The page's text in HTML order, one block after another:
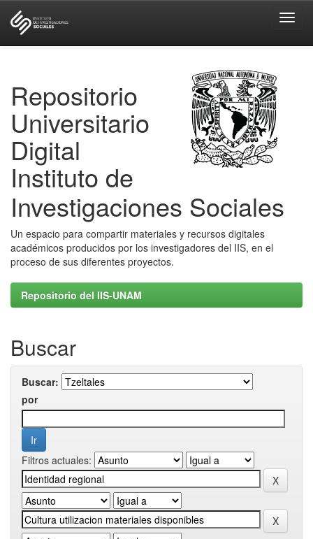
Repositorio
Universitario
Digital
Instituto de
Investigaciones Sociales
Un espacio para compartir materiales y recursos digitales
académicos producidos por los investigadores del IIS, en el
proceso de sus diferentes proyectos.
Repositorio del IIS-UNAM
Buscar
Buscar:
por
Filtros actuales: